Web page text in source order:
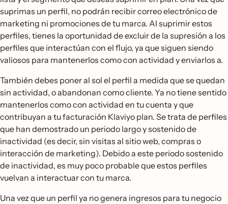
suprimas un perfil, no podrán recibir correo electrónico de
marketing ni promociones de tu marca. Al suprimir estos
perfiles, tienes la oportunidad de excluir de la supresión a los
perfiles que interactúan con el flujo, ya que siguen siendo
valiosos para mantenerlos como con actividad y enviarlos a.
También debes poner al sol el perfil a medida que se quedan
sin actividad, o abandonan como cliente. Ya no tiene sentido
mantenerlos como con actividad en tu cuenta y que
contribuyan a tu facturación Klaviyo plan. Se trata de perfiles
que han demostrado un periodo largo y sostenido de
inactividad (es decir, sin visitas al sitio web, compras o
interacción de marketing). Debido a este periodo sostenido
de inactividad, es muy poco probable que estos perfiles
vuelvan a interactuar con tu marca.
Una vez que un perfil ya no genera ingresos para tu negocio